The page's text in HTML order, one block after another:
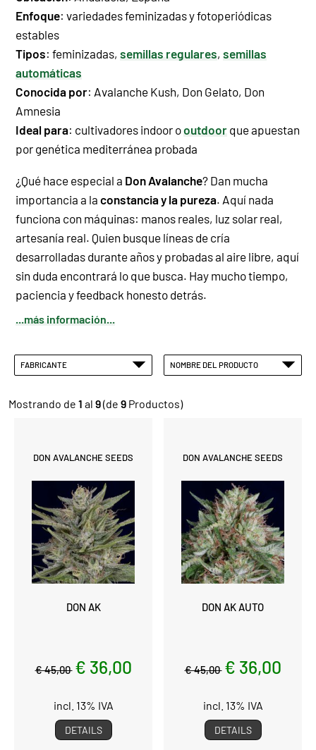
Enfoque: variedades feminizadas y fotoperiódicas
estables
Tipos: feminizadas, semillas regulares, semillas
automáticas
Conocida por: Avalanche Kush, Don Gelato, Don
Amnesia
Ideal para: cultivadores indoor ooutdoor que apuestan
por genética mediterránea probada
¿Qué hace especial a Don Avalanche? Dan mucha
importancia a la constancia y la pureza. Aquí nada
funciona con máquinas: manos reales, luz solar real,
artesanía real. Quien busque líneas de cría
desarrolladas durante años y probadas al aire libre, aquí
sin duda encontrará lo que busca. Hay mucho tiempo,
paciencia y feedback honesto detrás.
...más información...
FABRICANTE NOMBRE DEL PRODUCTO
Mostrando de 1 al 9(de 9 Productos)
DON AVALANCHE SEEDS
DON AK
€ 45,00 € 36,00
incl. 13% IVA
DETAILS
DON AVALANCHE SEEDS
DON AK AUTO
€ 45,00 € 36,00
incl. 13% IVA
DETAILS